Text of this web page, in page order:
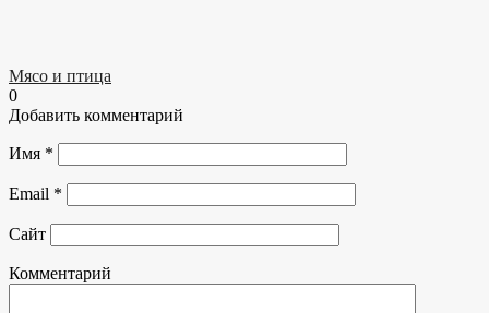
Мясо и птица
0
Добавить комментарий
Имя *
Email *
Сайт
Комментарий